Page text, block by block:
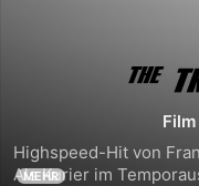
Film
Highspeed-Hit von
Als Kurier im
MEHR